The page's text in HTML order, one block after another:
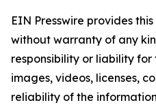
EIN Presswire provides
without warranty of any
responsibility or liability
images, videos, licenses,
reliability of the